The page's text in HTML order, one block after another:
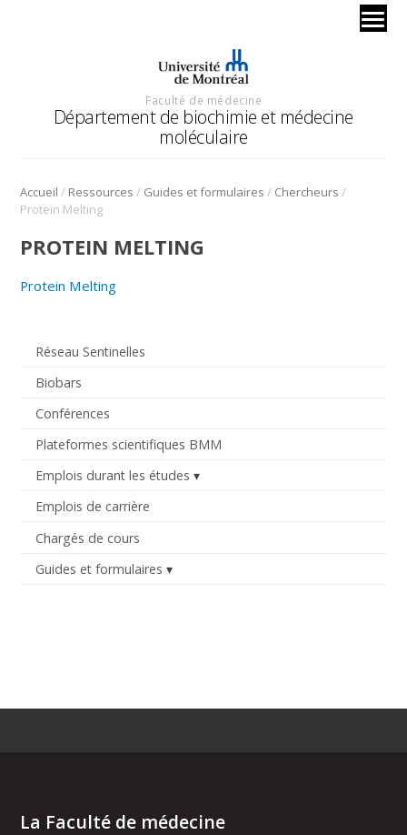
Faculté de médecine
Département de biochimie et médecine
moléculaire
Accueil / Ressources / Guides et formulaires / Chercheurs /
Protein Melting
Réseau Sentinelles
Biobars
Conférences
Plateformes scientifiques BMM
Emplois durant les études
Emplois de carrière
Chargés de cours
Guides et formulaires
PROTEIN MELTING
Protein Melting
La Faculté de médecine